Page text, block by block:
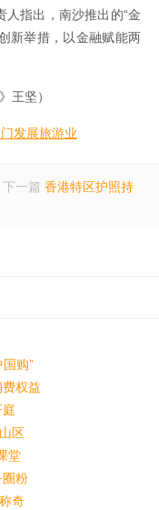
人指出，南沙推出的“金
新举措，以金融赋能两
王坚）
发展旅游业
下一篇 香港特区护照持
购”
权益
区
堂
圈粉
奇